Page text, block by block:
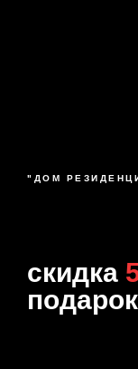
"ДОМ
скидка